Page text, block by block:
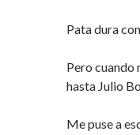
Pata dura
Pero cuando
hasta Julio
Me puse a